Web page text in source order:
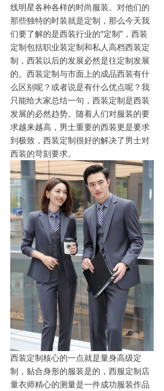
线明星各种各样的时尚服装。对他们的
那些独特的时装就是定制，那么今天我
们要了解的是西装行业的“定制”，西装
定制包括职业装定制和私人高档西装定
制，西装以后的发展必然是往定制发展
的。西装定制与市面上的成品西装有什
么区别呢？或者说是有什么优点呢？我
只能给大家总结一句，西装定制是西装
发展的必然趋势。随着人们对服装的要
求越来越高，男士重要的西装更是要求
到极致，西装定制很好的解决了男士对
西装的苛刻要求。
西装定制核心的一点就是量身高级定
制，贴合身形的服装是的，西服定制店
量衣师精心的测量是一件成功服装作品